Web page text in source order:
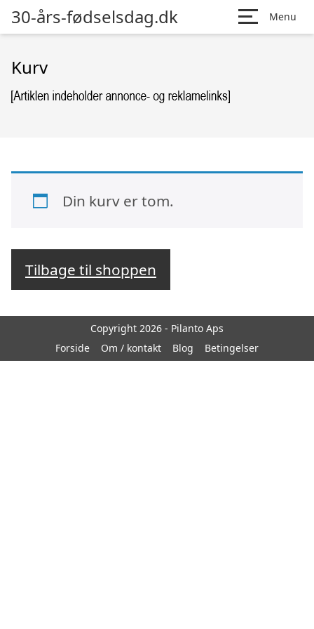
30-års-fødselsdag.dk Menu
Kurv
Din kurv er tom.
Tilbage til shoppen
Copyright 2026 - Pilanto Aps
Forside
Om / kontakt Blog Betingelser